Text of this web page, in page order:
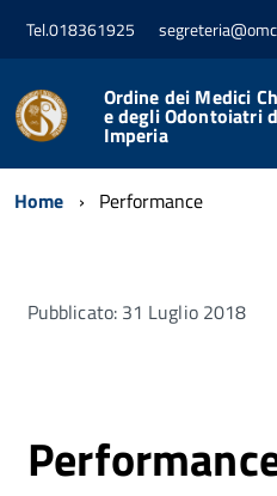
Tel.018361925
Ordine dei Medici
e degli Odontoiatri
Imperia
Home Performance
Pubblicato: 31 Luglio 2018